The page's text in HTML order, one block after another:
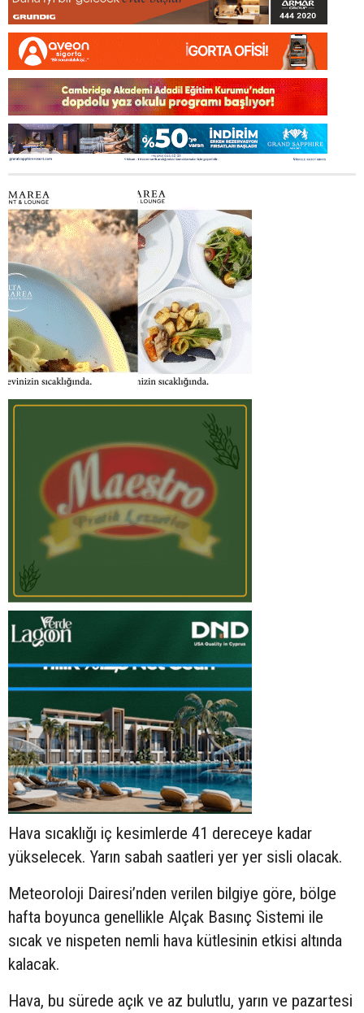
Hava sıcaklığı iç kesimlerde 41 dereceye kadar
yükselecek. Yarın sabah saatleri yer yer sisli olacak.
Meteoroloji Dairesi’nden verilen bilgiye göre, bölge
hafta boyunca genellikle Alçak Basınç Sistemi ile
sıcak ve nispeten nemli hava kütlesinin etkisi altında
kalacak.
Hava, bu sürede açık ve az bulutlu, yarın ve pazartesi